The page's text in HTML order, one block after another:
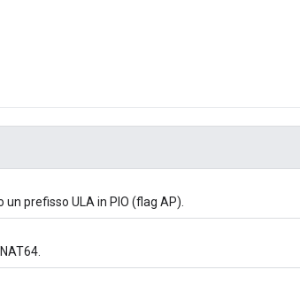
prefisso ULA in PIO (flag AP).